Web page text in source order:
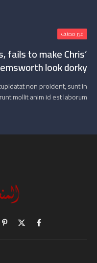
غير مصنف
fails to make Chris
look dorky
non proident, sunt in
mollit anim id est laborum.
فيسبوك
X